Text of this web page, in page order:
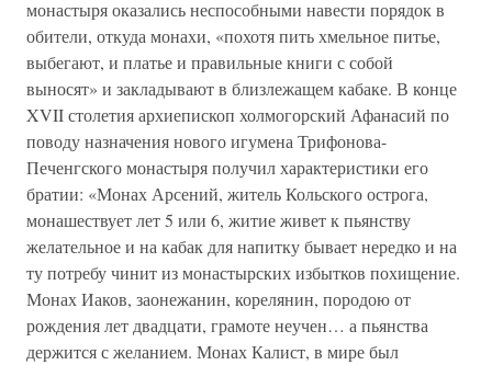
монастыря оказались неспособными навести порядок в
обители, откуда монахи, «похотя пить хмельное питье,
выбегают, и платье и правильные книги с собой
выносят» и закладывают в близлежащем кабаке. В конце
XVII столетия архиепископ холмогорский Афанасий по
поводу назначения нового игумена Трифонова-
Печенгского монастыря получил характеристики его
братии: «Монах Арсений, житель Кольского острога,
монашествует лет 5 или 6, житие живет к пьянству
желательное и на кабак для напитку бывает нередко и на
ту потребу чинит из монастырских избытков похищение.
Монах Иаков, заонежанин, корелянин, породою от
рождения лет двадцати, грамоте неучен… а пьянства
держится с желанием. Монах Калист, в мире был